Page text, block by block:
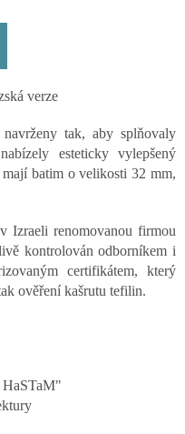
verze
tak, aby splňovaly
esteticky vylepšený
batim o velikosti 32 mm,
Izraeli renomovanou firmou
kontrolován odborníkem i
certifikátem, který
ověření kašrutu tefilin.
HaSTaM"